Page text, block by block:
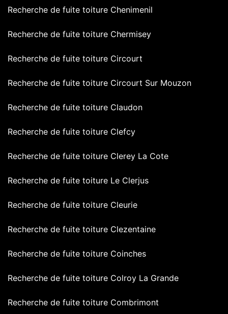
Recherche de fuite toiture Chenimenil
Recherche de fuite toiture Chermisey
Recherche de fuite toiture Circourt
Recherche de fuite toiture Circourt Sur Mouzon
Recherche de fuite toiture Claudon
Recherche de fuite toiture Clefcy
Recherche de fuite toiture Clerey La Cote
Recherche de fuite toiture Le Clerjus
Recherche de fuite toiture Cleurie
Recherche de fuite toiture Clezentaine
Recherche de fuite toiture Coinches
Recherche de fuite toiture Colroy La Grande
Recherche de fuite toiture Combrimont